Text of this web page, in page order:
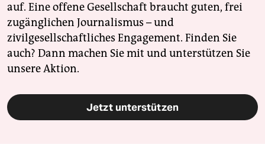
auf. Eine offene Gesellschaft braucht guten, frei
zugänglichen Journalismus – und
zivilgesellschaftliches Engagement. Finden Sie
auch? Dann machen Sie mit und unterstützen Sie
unsere Aktion.
Jetzt unterstützen